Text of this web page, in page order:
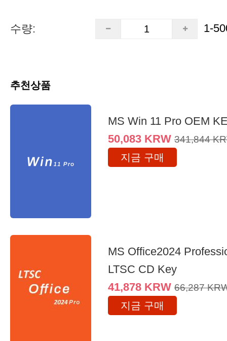
수량: 1-
추천상품
MS Win 11 Pro OEM
50,083 KRW 341,844
지금 구매
MS Office2024
LTSC CD Key
41,878 KRW 66,287
지금 구매